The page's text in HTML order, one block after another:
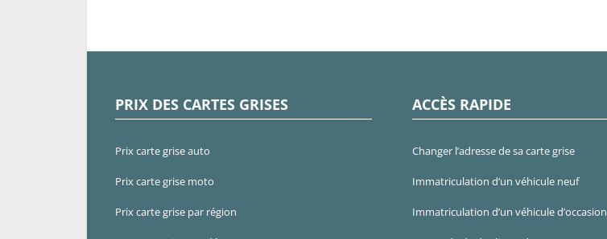
PRIX DES CARTES GRISES
Prix carte grise auto
Prix carte grise moto
Prix carte grise par région
ACCÈS RAPIDE
Changer l’adresse de sa carte grise
Immatriculation d’un véhicule neuf
Immatriculation d’un véhicule d’occasion